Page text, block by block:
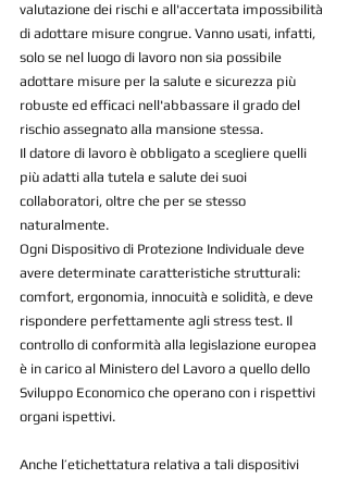
valutazione dei rischi e all'accertata impossibilità
di adottare misure congrue. Vanno usati, infatti,
solo se nel luogo di lavoro non sia possibile
adottare misure per la salute e sicurezza più
robuste ed efficaci nell'abbassare il grado del
rischio assegnato alla mansione stessa.
Il datore di lavoro è obbligato a scegliere quelli
più adatti alla tutela e salute dei suoi
collaboratori, oltre che per se stesso
naturalmente.
Ogni Dispositivo di Protezione Individuale deve
avere determinate caratteristiche strutturali:
comfort, ergonomia, innocuità e solidità, e deve
rispondere perfettamente agli stress test. Il
controllo di conformità alla legislazione europea
è in carico al Ministero del Lavoro a quello dello
Sviluppo Economico che operano con i rispettivi
organi ispettivi.
Anche l’etichettatura relativa a tali dispositivi